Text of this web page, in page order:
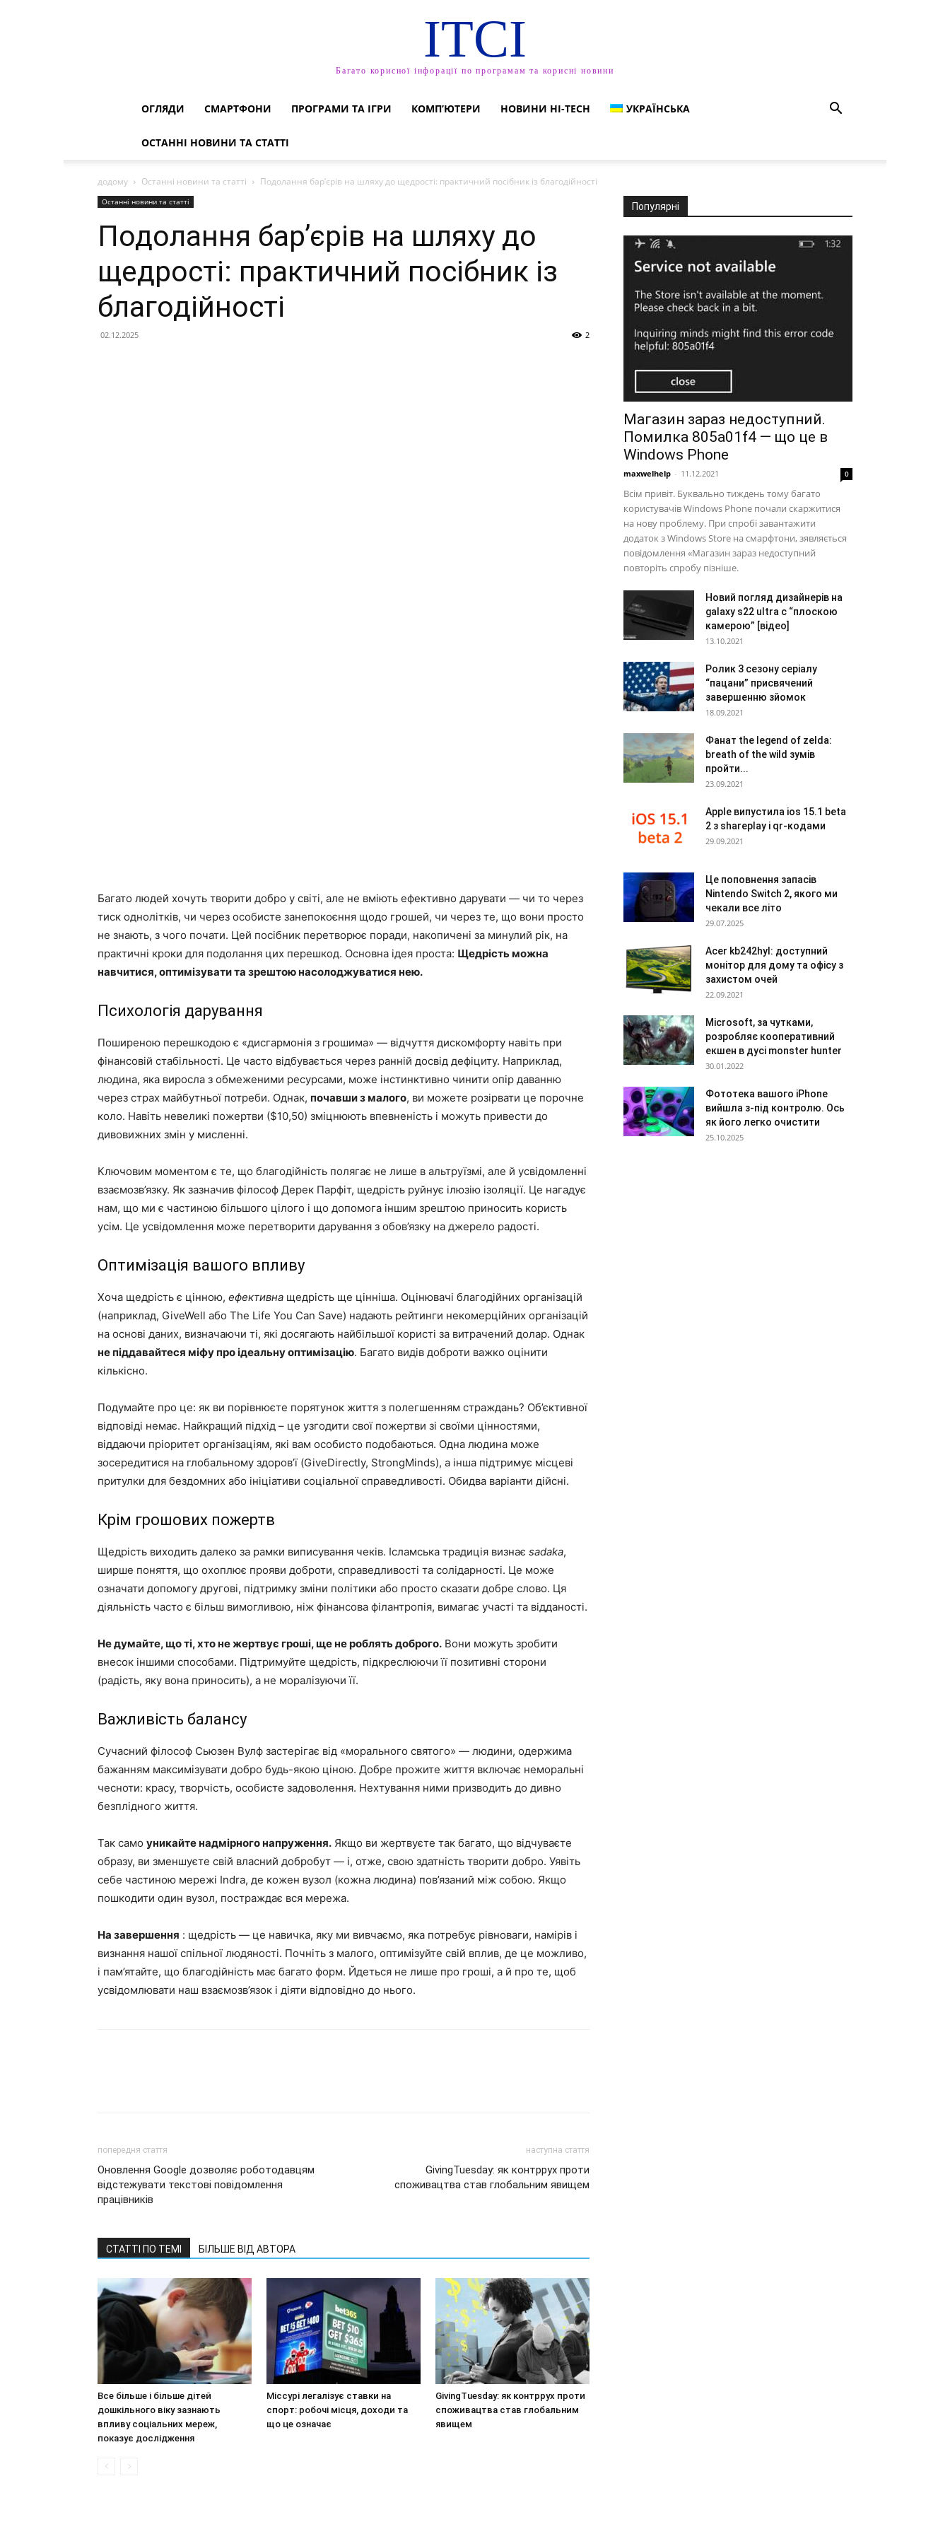
ITCI
Багато корисної інфорації по програмам та корисні новини
ОГЛЯДИ СМАРТФОНИ ПРОГРАМИ ТА ІГРИ КОМП’ЮТЕРИ НОВИНИ HI-TECH УКРАЇНСЬКА
ОСТАННІ НОВИНИ ТА СТАТТІ
додому Останні новини та статті Подолання бар’єрів на шляху до щедрості: практичний посібник із благодійності
Останні новини та статті
Подолання бар’єрів на шляху до
щедрості: практичний посібник із
благодійності
02.12.2025 2
Багато людей хочуть творити добро у світі, але не вміють ефективно дарувати — чи то через
тиск однолітків, чи через особисте занепокоєння щодо грошей, чи через те, що вони просто
не знають, з чого почати. Цей посібник перетворює поради, накопичені за минулий рік, на
практичні кроки для подолання цих перешкод. Основна ідея проста: Щедрість можна
навчитися, оптимізувати та зрештою насолоджуватися нею.
Психологія дарування
Поширеною перешкодою є «дисгармонія з грошима» — відчуття дискомфорту навіть при
фінансовій стабільності. Це часто відбувається через ранній досвід дефіциту. Наприклад,
людина, яка виросла з обмеженими ресурсами, може інстинктивно чинити опір даванню
через страх майбутньої потреби. Однак, почавши з малого, ви можете розірвати це порочне
коло. Навіть невеликі пожертви ($10,50) зміцнюють впевненість і можуть привести до
дивовижних змін у мисленні.
Ключовим моментом є те, що благодійність полягає не лише в альтруїзмі, але й усвідомленні
взаємозв’язку. Як зазначив філософ Дерек Парфіт, щедрість руйнує ілюзію ізоляції. Це нагадує
нам, що ми є частиною більшого цілого і що допомога іншим зрештою приносить користь
усім. Це усвідомлення може перетворити дарування з обов’язку на джерело радості.
Оптимізація вашого впливу
Хоча щедрість є цінною, ефективна щедрість ще цінніша. Оцінювачі благодійних організацій
(наприклад, GiveWell або The Life You Can Save) надають рейтинги некомерційних організацій
на основі даних, визначаючи ті, які досягають найбільшої користі за витрачений долар. Однак
не піддавайтеся міфу про ідеальну оптимізацію. Багато видів доброти важко оцінити
кількісно.
Подумайте про це: як ви порівнюєте порятунок життя з полегшенням страждань? Об’єктивної
відповіді немає. Найкращий підхід – це узгодити свої пожертви зі своїми цінностями,
віддаючи пріоритет організаціям, які вам особисто подобаються. Одна людина може
зосередитися на глобальному здоров’ї (GiveDirectly, StrongMinds), а інша підтримує місцеві
притулки для бездомних або ініціативи соціальної справедливості. Обидва варіанти дійсні.
Крім грошових пожертв
Щедрість виходить далеко за рамки виписування чеків. Ісламська традиція визнає sadaka,
ширше поняття, що охоплює прояви доброти, справедливості та солідарності. Це може
означати допомогу другові, підтримку зміни політики або просто сказати добре слово. Ця
діяльність часто є більш вимогливою, ніж фінансова філантропія, вимагає участі та відданості.
Не думайте, що ті, хто не жертвує гроші, ще не роблять доброго. Вони можуть зробити
внесок іншими способами. Підтримуйте щедрість, підкреслюючи її позитивні сторони
(радість, яку вона приносить), а не моралізуючи її.
Важливість балансу
Сучасний філософ Сьюзен Вулф застерігає від «морального святого» — людини, одержима
бажанням максимізувати добро будь-якою ціною. Добре прожите життя включає неморальні
чесноти: красу, творчість, особисте задоволення. Нехтування ними призводить до дивно
безплідного життя.
Так само уникайте надмірного напруження. Якщо ви жертвуєте так багато, що відчуваєте
образу, ви зменшуєте свій власний добробут — і, отже, свою здатність творити добро. Уявіть
себе частиною мережі Indra, де кожен вузол (кожна людина) пов’язаний між собою. Якщо
пошкодити один вузол, постраждає вся мережа.
На завершення : щедрість — це навичка, яку ми вивчаємо, яка потребує рівноваги, намірів і
визнання нашої спільної людяності. Почніть з малого, оптимізуйте свій вплив, де це можливо,
і пам’ятайте, що благодійність має багато форм. Йдеться не лише про гроші, а й про те, щоб
усвідомлювати наш взаємозв’язок і діяти відповідно до нього.
попередня стаття
Оновлення Google дозволяє роботодавцям
відстежувати текстові повідомлення
працівників
наступна стаття
GivingTuesday: як контррух проти
споживацтва став глобальним явищем
СТАТТІ ПО ТЕМІ БІЛЬШЕ ВІД АВТОРА
Все більше і більше дітей
дошкільного віку зазнають
впливу соціальних мереж,
показує дослідження
Міссурі легалізує ставки на
спорт: робочі місця, доходи та
що це означає
GivingTuesday: як контррух проти
споживацтва став глобальним
явищем
Популярні
Магазин зараз недоступний.
Помилка 805a01f4 — що це в
Windows Phone
maxwelhelp - 11.12.2021 0
Всім привіт. Буквально тиждень тому багато
користувачів Windows Phone почали скаржитися
на нову проблему. При спробі завантажити
додаток з Windows Store на смарфтони, зявляється
повідомлення «Магазин зараз недоступний
повторіть спробу пізніше.
Новий погляд дизайнерів на
galaxy s22 ultra c “плоскою
камерою” [відео]
13.10.2021
Ролик 3 сезону серіалу
“пацани” присвячений
завершенню зйомок
18.09.2021
Фанат the legend of zelda:
breath of the wild зумів
пройти...
23.09.2021
Apple випустила ios 15.1 beta
2 з shareplay і qr-кодами
29.09.2021
Це поповнення запасів
Nintendo Switch 2, якого ми
чекали все літо
29.07.2025
Acer kb242hyl: доступний
монітор для дому та офісу з
захистом очей
22.09.2021
Microsoft, за чутками,
розробляє кооперативний
екшен в дусі monster hunter
30.01.2022
Фототека вашого iPhone
вийшла з-під контролю. Ось
як його легко очистити
25.10.2025